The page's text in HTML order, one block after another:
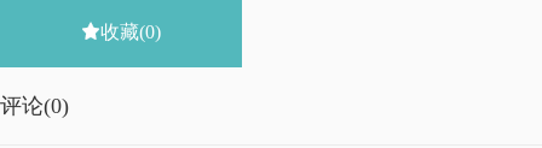
收藏(0)
评论(0)